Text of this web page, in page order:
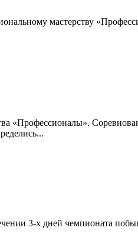
мастерству
«Профессионалы».
3-х дней чемпионата